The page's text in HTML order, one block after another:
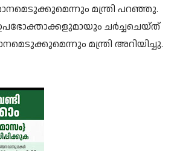
മന്ത്രി പറഞ്ഞു.
ചർച്ചചെയ്ത്
മന്ത്രി അറിയിച്ചു.